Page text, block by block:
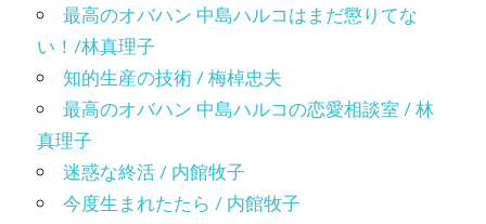
最高のオバハン 中島ハルコはまだ懲りてな
い！/林真理子
知的生産の技術 / 梅棹忠夫
最高のオバハン 中島ハルコの恋愛相談室 / 林
真理子
迷惑な終活 / 内館牧子
今度生まれたたら / 内館牧子